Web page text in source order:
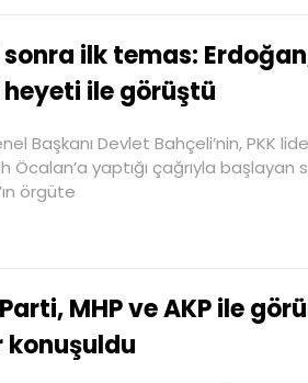
sonra ilk temas:
ile görüştü
Başkanı Devlet Bahçeli’nin, PKK
Öcalan’a yaptığı çağrıyla başlayan
örgüte
MHP ve AKP ile
konuşuldu